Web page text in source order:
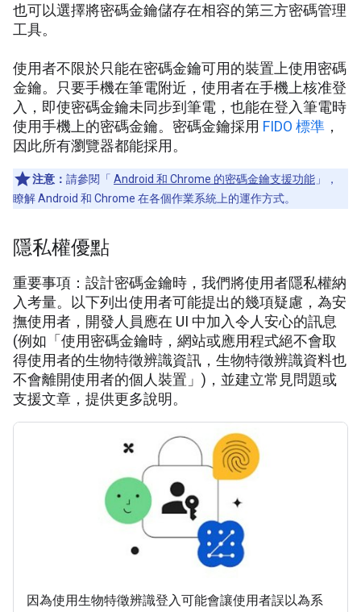
也可以選擇將密碼金鑰儲存在相容的第三方密碼管理
工具。
使用者不限於只能在密碼金鑰可用的裝置上使用密碼
金鑰。只要手機在筆電附近，使用者在手機上核准登
入，即使密碼金鑰未同步到筆電，也能在登入筆電時
使用手機上的密碼金鑰。密碼金鑰採用 FIDO 標準 ，
因此所有瀏覽器都能採用。
注意： 請參閱「 Android 和 Chrome 的密碼金鑰支援功能 」，
瞭解 Android 和 Chrome 在各個作業系統上的運作方式。
隱私權優點
重要事項：設計密碼金鑰時，我們將使用者隱私權納
入考量。以下列出使用者可能提出的幾項疑慮，為安
撫使用者，開發人員應在 UI 中加入令人安心的訊息
(例如「使用密碼金鑰時，網站或應用程式絕不會取
得使用者的生物特徵辨識資訊，生物特徵辨識資料也
不會離開使用者的個人裝置」)，並建立常見問題或
支援文章，提供更多說明。
因為使用生物特徵辨識登入可能會讓使用者誤以為系